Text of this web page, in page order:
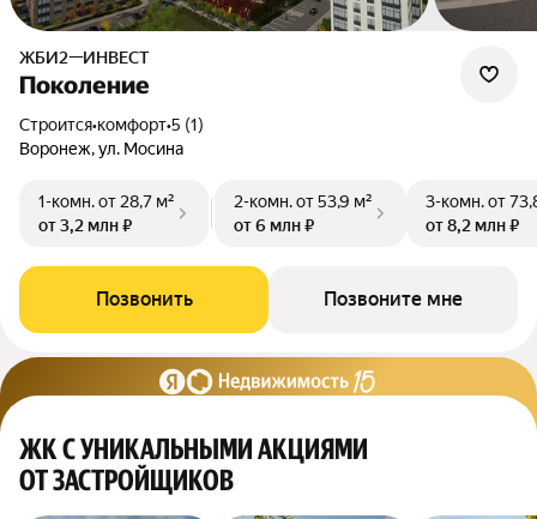
ЖБИ2—ИНВЕСТ
Поколение
Строится•комфорт•5 (1)
Воронеж, ул. Мосина
1-комн.от 28,7 м²
от 3,2 млн ₽
2-комн.от 53,9 м²
от 6 млн ₽
3-комн.от
от 8,2 млн ₽
Позвонить Позвоните мне
ЖК С УНИКАЛЬНЫМИ АКЦИЯМИ
ОТ ЗАСТРОЙЩИКОВ